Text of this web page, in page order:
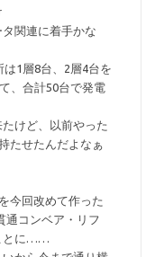
関連に着手かな
は1層8台、2層4台を
、合計50台で発電
けど、以前やった
たせたんだよなぁ
今回改めて作った
通コンベア・リフ
とに……